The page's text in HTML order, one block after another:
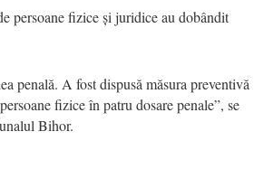
persoane fizice și juridice au dobândit
penală. A fost dispusă măsura preventivă
fizice în patru dosare penale”, se
Bihor.